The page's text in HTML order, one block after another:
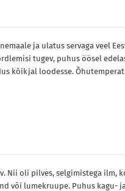
ja ulatus servaga veel
tugev, puhus öösel
kõikjal loodesse.
Nii oli pilves, selgimistega ilm,
või lumekruupe. Puhus kagu-